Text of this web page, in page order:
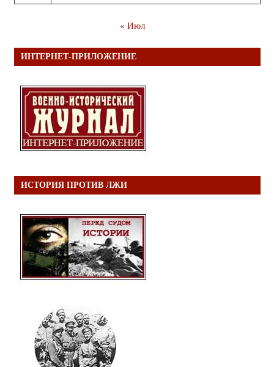
« Июл
ИНТЕРНЕТ-ПРИЛОЖЕНИЕ
ИСТОРИЯ ПРОТИВ ЛЖИ